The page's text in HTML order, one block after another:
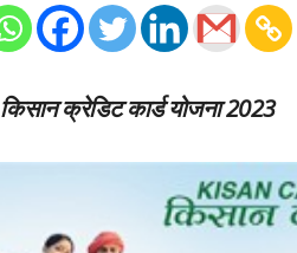
किसान क्रेडिट कार्ड योजना 2023